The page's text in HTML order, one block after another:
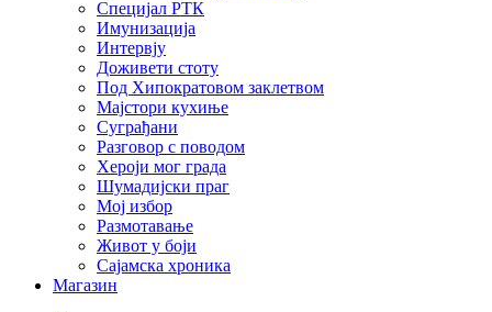
Специјал РТК
Имунизација
Интервју
Доживети стоту
Под Хипократовом заклетвом
Мајстори кухиње
Суграђани
Разговор с поводом
Хероји мог града
Шумадијски праг
Мој избор
Размотавање
Живот у боји
Сајамска хроника
Магазин